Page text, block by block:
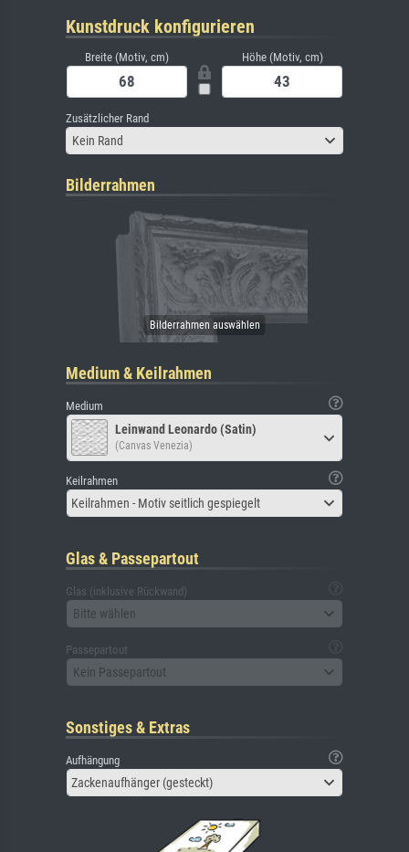
Kunstdruck konfigurieren
Breite (Motiv, cm) Höhe (Motiv, cm)
Zusätzlicher Rand
Kein Rand
Bilderrahmen
Medium & Keilrahmen
Medium
Leinwand Leonardo (Satin)
(Canvas Venezia)
Keilrahmen
Keilrahmen - Motiv seitlich gespiegelt
Glas & Passepartout
Glas (inklusive Rückwand)
Bitte wählen
Passepartout
Kein Passepartout
Sonstiges & Extras
Aufhängung
Zackenaufhänger (gesteckt)